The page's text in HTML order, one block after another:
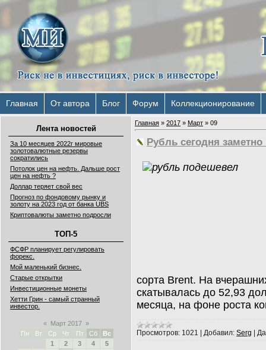
Главная От автора Блог Форум Коллекционирование
Лента новостей
За 10 месяцев 2022г мировые
золотовалютные резервы
сократились
Потолок цен на нефть. Дальше рост
цен на нефть ?
Доллар теряет свой вес
Прогноз по фондовому рынку и
золоту на 2023 год от банка UBS
Криптовалюты заметно подросли
ТОП-5
ФСФР планирует регулировать
форекс.
Мой маленький бизнес.
Старые открытки
Инвестиционные монеты
Хетти Грин - самый странный
инвестор.
« Март 2017 »
Пн
Вт Ср Чт Пт Сб
Вс
1
2 3 4
5
Главная » 2017 » Март » 09
Рубль сегодня
сорта Brent. На
скатывалась до 52,93
месяца, на фоне роста
Просмотров: 1021 | Добавил: Serg |